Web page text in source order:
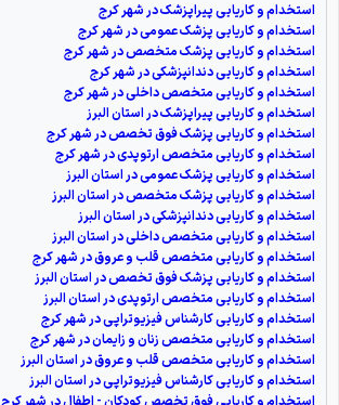
استخدام و کاریابی پیراپزشک در شهر کرج
استخدام و کاریابی پزشک عمومی در شهر کرج
استخدام و کاریابی پزشک متخصص در شهر کرج
استخدام و کاریابی دندانپزشکی در شهر کرج
استخدام و کاریابی متخصص داخلی در شهر کرج
استخدام و کاریابی پیراپزشک در استان البرز
استخدام و کاریابی پزشک فوق تخصص در شهر کرج
استخدام و کاریابی متخصص ارتوپدی در شهر کرج
استخدام و کاریابی پزشک عمومی در استان البرز
استخدام و کاریابی پزشک متخصص در استان البرز
استخدام و کاریابی دندانپزشکی در استان البرز
استخدام و کاریابی متخصص داخلی در استان البرز
استخدام و کاریابی متخصص قلب و عروق در شهر کرج
استخدام و کاریابی پزشک فوق تخصص در استان البرز
استخدام و کاریابی متخصص ارتوپدی در استان البرز
استخدام و کاریابی کارشناس فیزیوتراپی در شهر کرج
استخدام و کاریابی متخصص زنان و زایمان در شهر کرج
استخدام و کاریابی متخصص قلب و عروق در استان البرز
استخدام و کاریابی کارشناس فیزیوتراپی در استان البرز